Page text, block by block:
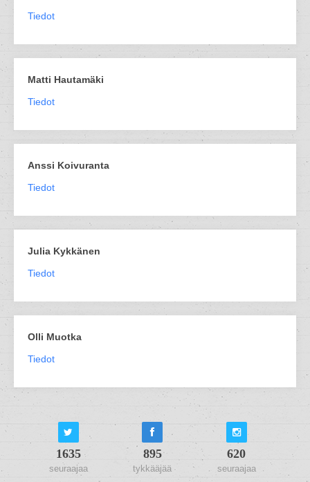
Tiedot
Matti Hautamäki
Tiedot
Anssi Koivuranta
Tiedot
Julia Kykkänen
Tiedot
Olli Muotka
Tiedot
1635
seuraajaa
895
tykkääjää
620
seuraajaa